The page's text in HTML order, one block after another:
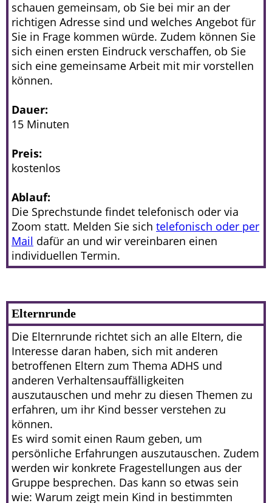
schauen gemeinsam, ob Sie bei mir an der
richtigen Adresse sind und welches Angebot für
Sie in Frage kommen würde. Zudem können Sie
sich einen ersten Eindruck verschaffen, ob Sie
sich eine gemeinsame Arbeit mit mir vorstellen
können.
Dauer:
15 Minuten
Preis:
kostenlos
Ablauf:
Die Sprechstunde findet telefonisch oder via
Zoom statt. Melden Sie sich telefonisch oder per
Mail dafür an und wir vereinbaren einen
individuellen Termin.
Elternrunde
Die Elternrunde richtet sich an alle Eltern, die
Interesse daran haben, sich mit anderen
betroffenen Eltern zum Thema ADHS und
anderen Verhaltensauffälligkeiten
auszutauschen und mehr zu diesen Themen zu
erfahren, um ihr Kind besser verstehen zu
können.
Es wird somit einen Raum geben, um
persönliche Erfahrungen auszutauschen. Zudem
werden wir konkrete Fragestellungen aus der
Gruppe besprechen. Das kann so etwas sein
wie: Warum zeigt mein Kind in bestimmten